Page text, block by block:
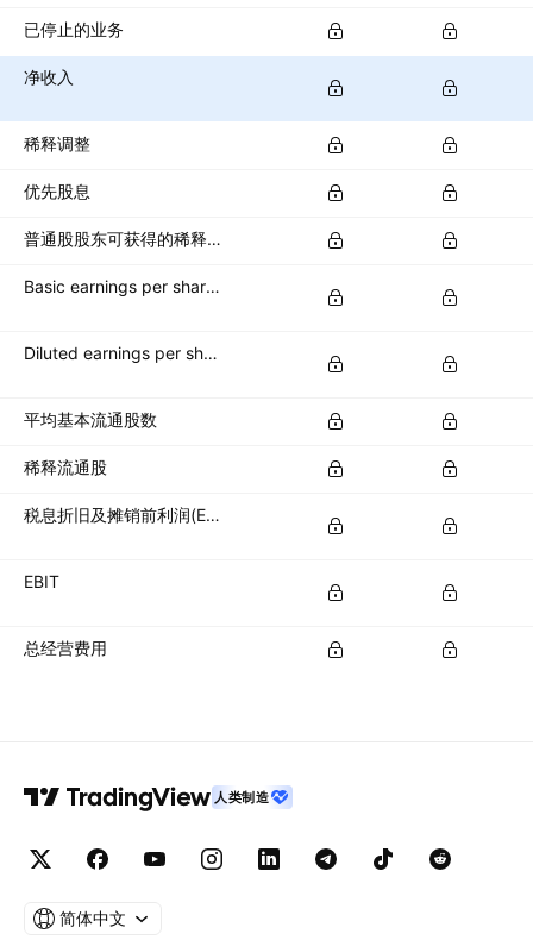
已停止的业务
净收入
稀释调整
优先股息
普通股股东可获得的稀释净收入
Basic earnings per share (basic EPS)
Diluted earnings per share (diluted EPS)
平均基本流通股数
稀释流通股
税息折旧及摊销前利润(EBITDA)
EBIT
总经营费用
人类制造
简体中文